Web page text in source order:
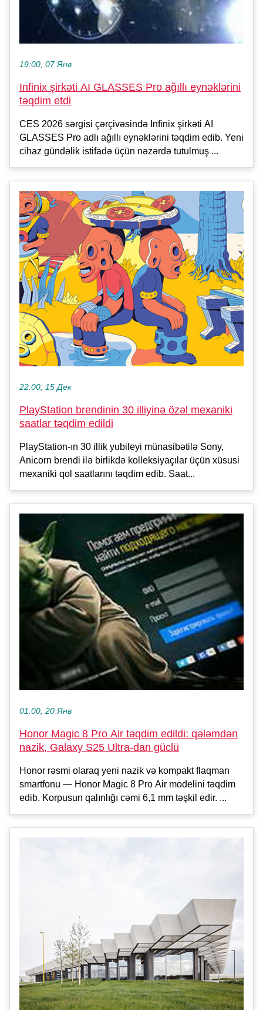
19:00, 07 Янв
Infinix şirkəti AI GLASSES Pro ağıllı eynəklərini
təqdim etdi
CES 2026 sərgisi çərçivəsində Infinix şirkəti AI
GLASSES Pro adlı ağıllı eynəklərini təqdim edib. Yeni
cihaz gündəlik istifadə üçün nəzərdə tutulmuş ...
22:00, 15 Дек
PlayStation brendinin 30 illiyinə özəl mexaniki
saatlar təqdim edildi
PlayStation-ın 30 illik yubileyi münasibətilə Sony,
Anicorn brendi ilə birlikdə kolleksiyaçılar üçün xüsusi
mexaniki qol saatlarını təqdim edib. Saat...
01:00, 20 Янв
Honor Magic 8 Pro Air təqdim edildi: qələmdən
nazik, Galaxy S25 Ultra-dan güclü
Honor rəsmi olaraq yeni nazik və kompakt flaqman
smartfonu — Honor Magic 8 Pro Air modelini təqdim
edib. Korpusun qalınlığı cəmi 6,1 mm təşkil edir. ...